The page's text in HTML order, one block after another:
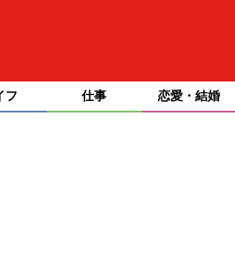
フ 仕事 恋愛・結婚